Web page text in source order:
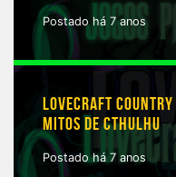
Postado há 7 anos
LOVECRAFT
MITOS DE CTHULHU
Postado há 7 anos